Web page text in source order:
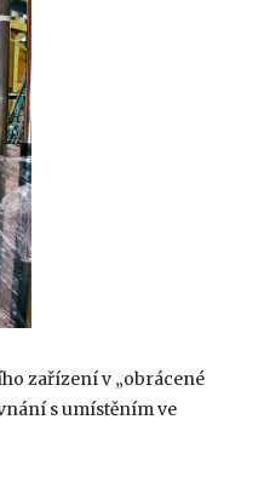
zařízení v „obrácené
s umístěním ve